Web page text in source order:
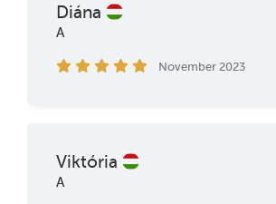
Diána
A
November 2023
Viktória
A